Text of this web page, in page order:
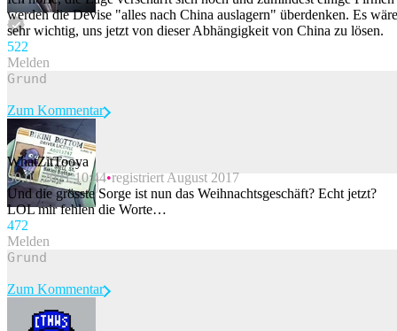
werden die Devise "alles nach China auslagern" überdenken. Es wäre
sehr wichtig, uns jetzt von dieser Abhängigkeit von China zu lösen.
522
Melden
Beitrag melden
Zum Kommentar
WhatZitTooya
30.09.2021 10:44 registriert August 2017
Und die grösste Sorge ist nun das Weihnachtsgeschäft? Echt jetzt?
LOL mir fehlen die Worte…
472
Melden
Zum Kommentar